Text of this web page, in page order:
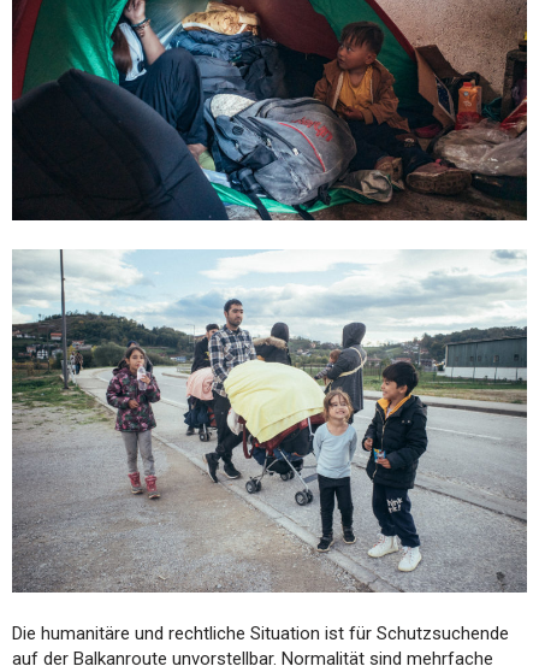
Die humanitäre und rechtliche Situation ist für Schutzsuchende
auf der Balkanroute unvorstellbar. Normalität sind mehrfache